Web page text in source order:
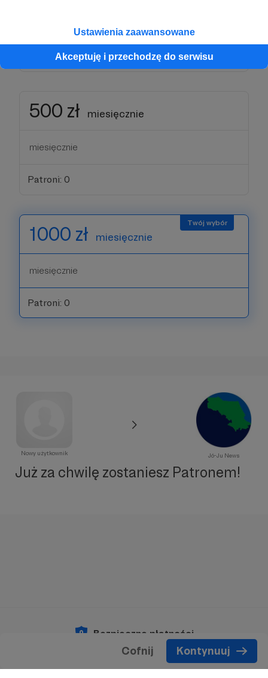
Ustawienia zaawansowane
Akceptuję i przechodzę do serwisu
Patroni: 0
500 zł miesięcznie
miesięcznie
Patroni: 0
1000 zł miesięcznie
miesięcznie
Patroni: 0
Cofnij Kontynuuj
Nowy użytkownik Jó-Ju News
Już za chwilę zostaniesz Patronem!
Bezpieczne płatności